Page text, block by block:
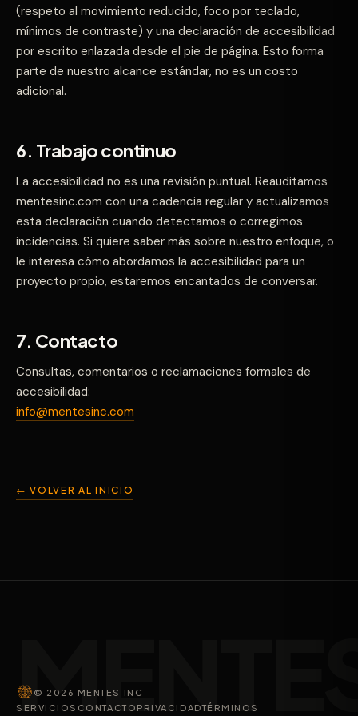
(respeto al movimiento reducido, foco por teclado,
mínimos de contraste) y una declaración de accesibilidad
por escrito enlazada desde el pie de página. Esto forma
parte de nuestro alcance estándar, no es un costo
adicional.
6. Trabajo continuo
La accesibilidad no es una revisión puntual. Reauditamos
mentesinc.com con una cadencia regular y actualizamos
esta declaración cuando detectamos o corregimos
incidencias. Si quiere saber más sobre nuestro enfoque, o
le interesa cómo abordamos la accesibilidad para un
proyecto propio, estaremos encantados de conversar.
7. Contacto
Consultas, comentarios o reclamaciones formales de
accesibilidad:
info@mentesinc.com
← VOLVER AL INICIO
© 2026 MENTES INC
SERVICIOS CONTACTO PRIVACIDADTÉRMINOS